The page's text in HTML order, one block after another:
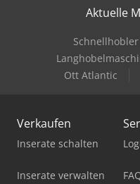
Aktuelle
Ott Atlantic
Verkaufen
Inserate schalten
Inserate verwalten